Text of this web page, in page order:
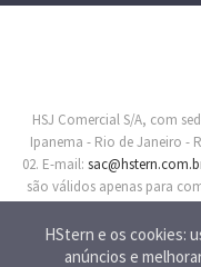
HStern e os cookies:
anúncios e
HSJ Comercial S/A, com
Ipanema - Rio de Janeiro -
02. E-mail:
são válidos apenas para